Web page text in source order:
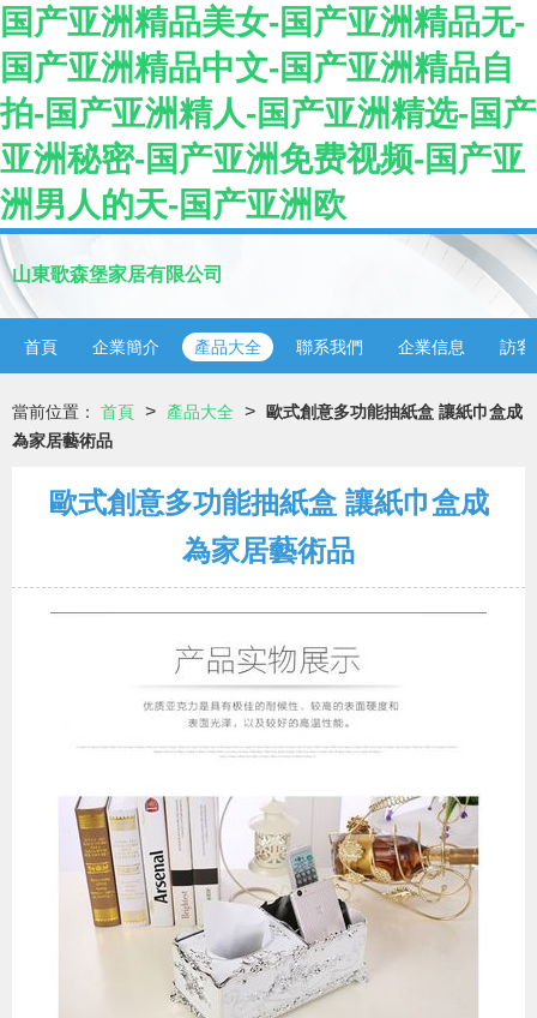
国产亚洲精品美女-国产亚洲精品无-
国产亚洲精品中文-国产亚洲精品自
拍-国产亚洲精人-国产亚洲精选-国产
亚洲秘密-国产亚洲免费视频-国产亚
洲男人的天-国产亚洲欧
山東歌森堡家居有限公司
首頁 企業簡介 產品大全 聯系我們 企業信息 訪客
當前位置： 首頁 > 產品大全 >
歐式創意多功能抽紙盒 讓紙巾盒成
為家居藝術品
歐式創意多功能抽紙盒 讓紙巾盒成
為家居藝術品